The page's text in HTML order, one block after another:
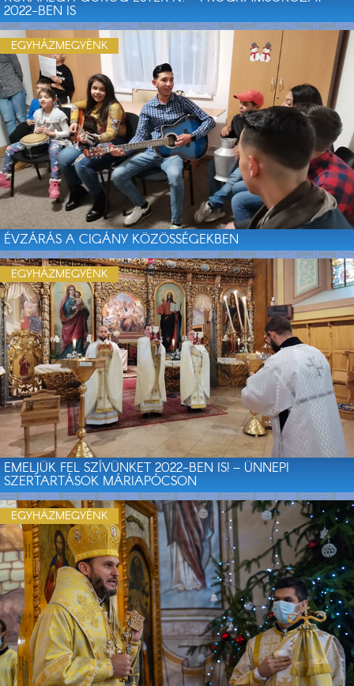
2022-BEN IS
ÉVZÁRÁS A CIGÁNY KÖZÖSSÉGEKBEN
EGYHÁZMEGYÉNK
EMELJÜK FEL SZÍVÜNKET 2022-BEN IS! – ÜNNEPI
SZERTARTÁSOK MÁRIAPÓCSON
EGYHÁZMEGYÉNK
EGYHÁZMEGYÉNK